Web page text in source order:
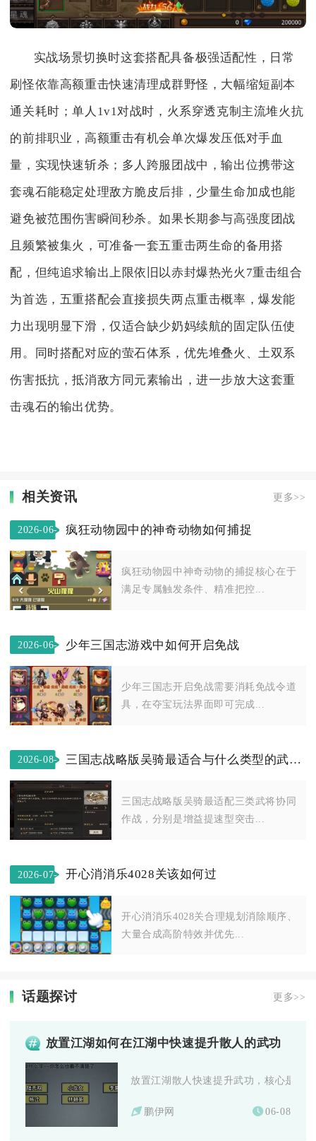
实战场景切换时这套搭配具备极强适配性，日常
刷怪依靠高额重击快速清理成群野怪，大幅缩短副本
通关耗时；单人1v1对战时，火系穿透克制主流堆火抗
的前排职业，高额重击有机会单次爆发压低对手血
量，实现快速斩杀；多人跨服团战中，输出位携带这
套魂石能稳定处理敌方脆皮后排，少量生命加成也能
避免被范围伤害瞬间秒杀。如果长期参与高强度团战
且频繁被集火，可准备一套五重击两生命的备用搭
配，但纯追求输出上限依旧以赤封爆热光火7重击组合
为首选，五重搭配会直接损失两点重击概率，爆发能
力出现明显下滑，仅适合缺少奶妈续航的固定队伍使
用。同时搭配对应的萤石体系，优先堆叠火、土双系
伤害抵抗，抵消敌方同元素输出，进一步放大这套重
击魂石的输出优势。
相关资讯 更多>>
2026-06-
09
疯狂动物园中的神奇动物如何捕捉
疯狂动物园中神奇动物的捕捉核心在于
满足专属触发条件、精准把控...
2026-06-
少年三国志游戏中如何开启免战
少年三国志开启免战需要消耗免战令道
具，在夺宝玩法界面即可完成...
2026-08-
06
三国志战略版吴骑最适合与什么类型的武将协同作战
三国志战略版吴骑最适配三类武将协同
作战，分别是增益提速型突击...
2026-07-
开心消消乐4028关该如何过
开心消消乐4028关合理规划消除顺序、
大量合成高阶特效并优先...
话题探讨 更多>>
放置江湖如何在江湖中快速提升散人的武功
放置江湖散人快速提升武功，核心是前
鹏伊网 06-08